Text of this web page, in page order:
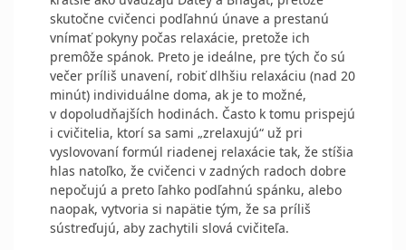
skutočne cvičenci podľahnú únave a prestanú
vnímať pokyny počas relaxácie, pretože ich
premôže spánok. Preto je ideálne, pre tých čo sú
večer príliš unavení, robiť dlhšiu relaxáciu (nad 20
minút) individuálne doma, ak je to možné,
v dopoludňajších hodinách. Často k tomu prispejú
i cvičitelia, ktorí sa sami „zrelaxujú“ už pri
vyslovovaní formúl riadenej relaxácie tak, že stíšia
hlas natoľko, že cvičenci v zadných radoch dobre
nepočujú a preto ľahko podľahnú spánku, alebo
naopak, vytvoria si napätie tým, že sa príliš
sústreďujú, aby zachytili slová cvičiteľa.